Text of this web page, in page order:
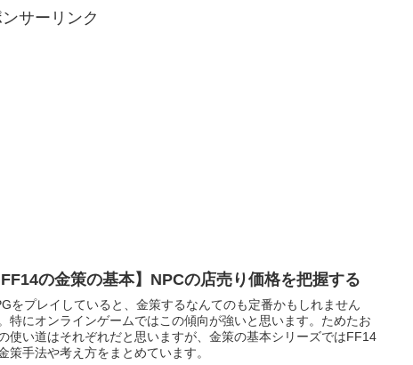
ンサーリンク
FF14の金策の基本】NPCの店売り価格を把握する
をプレイしていると、金策するなんてのも定番かもしれません
特にオンラインゲームではこの傾向が強いと思います。ためたお
使い道はそれぞれだと思いますが、金策の基本シリーズではFF14
策手法や考え方をまとめています。